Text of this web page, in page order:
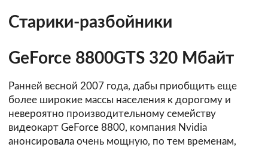
Старики-разбойники
GeForce 8800GTS 320 Мбайт
Ранней весной 2007 года, дабы приобщить еще
более широкие массы населения к дорогому и
невероятно производительному семейству
видеокарт GeForce 8800, компания Nvidia
анонсировала очень мощную, по тем временам,